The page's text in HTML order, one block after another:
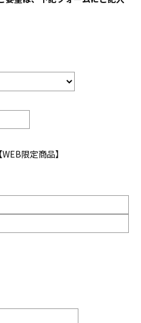
限定商品】